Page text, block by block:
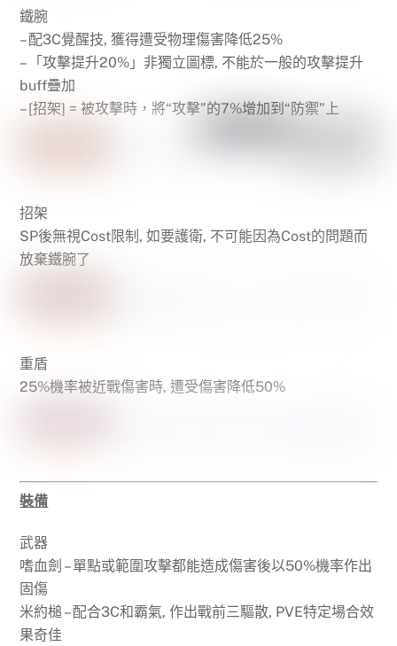
鐵腕
– 配3C覺醒技, 獲得遭受物理傷害降低25%
– 「攻擊提升20%」非獨立圖標, 不能於一般的攻擊提升
buff疊加
– [招架] = 被攻擊時，將“攻擊”的7%增加到“防禦”上
招架
SP後無視Cost限制, 如要護衛, 不可能因為Cost的問題而
放棄鐵腕了
重盾
25%機率被近戰傷害時, 遭受傷害降低50%
裝備
武器
嗜血劍 – 單點或範圍攻擊都能造成傷害後以50%機率作出
固傷
米約槌 – 配合3C和霸氣, 作出戰前三驅散, PVE特定場合效
果奇佳